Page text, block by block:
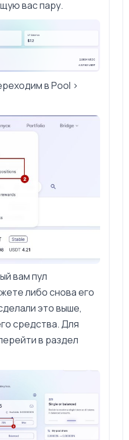
вас пару.
в Pool >
вам пул
либо снова его
это выше,
средства. Для
в раздел